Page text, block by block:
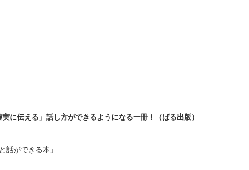
に伝える」話し方ができるようになる一冊！（ぱる出版）
話ができる本」